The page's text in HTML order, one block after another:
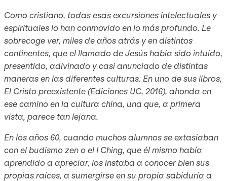
Como cristiano, todas esas excursiones intelectuales y
espirituales lo han conmovido en lo más profundo. Le
sobrecoge ver, miles de años atrás y en distintos
continentes, que el llamado de Jesús había sido intuido,
presentido, adivinado y casi anunciado de distintas
maneras en las diferentes culturas. En uno de sus libros,
El Cristo preexistente (Ediciones UC, 2016), ahonda en
ese camino en la cultura china, una que, a primera
vista, parece tan lejana.
En los años 60, cuando muchos alumnos se extasiaban
con el budismo zen o el I Ching, que él mismo había
aprendido a apreciar, los instaba a conocer bien sus
propias raíces, a sumergirse en su propia sabiduría a